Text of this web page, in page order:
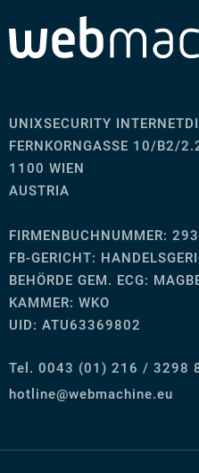
UNIXSECURITY
FERNKORNGASSE 10/B2/
1100 WIEN
AUSTRIA
FIRMENBUCHNUMMER:
FB-GERICHT:
BEHÖRDE GEM. ECG:
KAMMER: WKO
UID: ATU63369802
Tel. 0043 (01) 216 / 3298
ue.enihcambew@eniltoh